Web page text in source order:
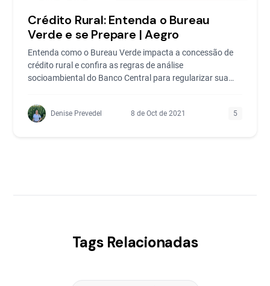
Crédito Rural: Entenda o Bureau
Verde e se Prepare | Aegro
Entenda como o Bureau Verde impacta a concessão de
crédito rural e confira as regras de análise
socioambiental do Banco Central para regularizar sua
Denise Prevedel 8 de Oct de 2021 5
Tags Relacionadas